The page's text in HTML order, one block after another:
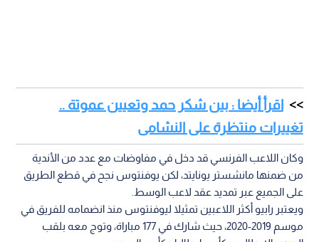
اقرأ أيضا : بين شكر حمد وتعيين عموتة ..
تغييرات منتظرة على النشامى
وكان اللاعب الفرنسي قد دخل في مفاوضات مع عدد من الأندية
من ضمنها مانشستر يونايتد، لكن يوفنتوس نجح في قطع الطريق
على الجميع عبر تمديد عقد لاعب الوسط.
ويعتبر رابيو أكثر اللاعبين تمثيلا ليوفنتوس منذ انضمامه للفريق في
موسم 2019-2020، حيث شارك في 177 مباراة، وتوج معه بلقب